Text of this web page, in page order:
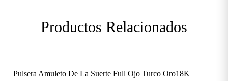
Productos Relacionados
Pulsera Amuleto De La Suerte Full Ojo Turco Oro18K